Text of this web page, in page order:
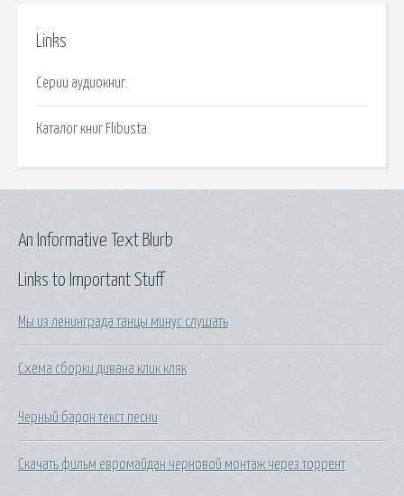
Links
Серии аудиокниг.
Каталог книг Flibusta.
Links to Important Stuff
Мы из ленинграда танцы минус слушать
Схема сборки дивана клик кляк
Черный барон текст песни
Скачать фильм евромайдан черновой монтаж через торрент
An Informative Text Blurb